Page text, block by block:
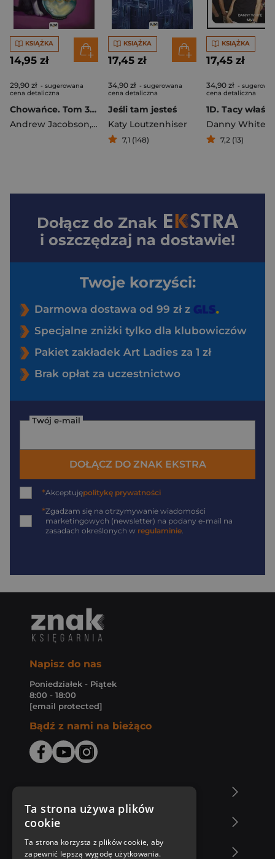
KSIĄŻKA
14,95 zł
29,90 zł - sugerowana
cena detaliczna
Chowańce. Tom 3. Krąg życia
Andrew Jacobson, Adam Jay Epstein
KSIĄŻKA
17,45 zł
34,90 zł - sugerowana
cena detaliczna
Jeśli tam jesteś
Katy Loutzenhiser
7,1 (148)
KSIĄŻKA
17,45 zł
34,90 zł -
cena detaliczna
1D. Tacy
Danny White
7,2 (13)
Dołącz do Znak
i oszczędzaj na dostawie!
Twoje korzyści:
Darmowa dostawa od 99 zł z
Specjalne zniżki tylko dla klubowiczów
Pakiet zakładek Art Ladies za 1 zł
Brak opłat za uczestnictwo
Twój e-mail
DOŁĄCZ DO ZNAK EKSTRA
*Akceptujępolitykę prywatności
*Zgadzam się na otrzymywanie wiadomości
marketingowych (newsletter) na podany e-mail na
zasadach określonych w regulaminie
Napisz do nas
Poniedziałek - Piątek
8:00 - 18:00
[email protected]
Bądź z nami na bieżąco
Zakupy u nas
Nasza oferta
Ta strona używa plików
cookie
Ta strona korzysta z plików cookie, aby
zapewnić lepszą wygodę użytkowania.